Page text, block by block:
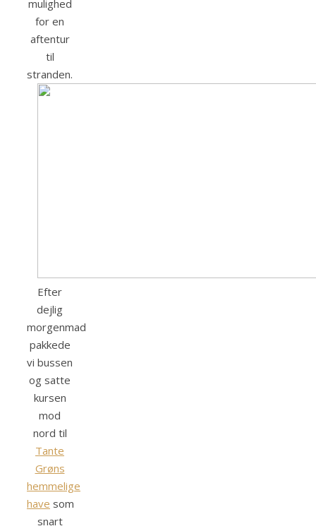
mulighed
for en
aftentur
til
stranden.
Efter
dejlig
morgenmad
pakkede
vi bussen
og satte
kursen
mod
nord til
Tante
Grøns
hemmelige
have som
snart